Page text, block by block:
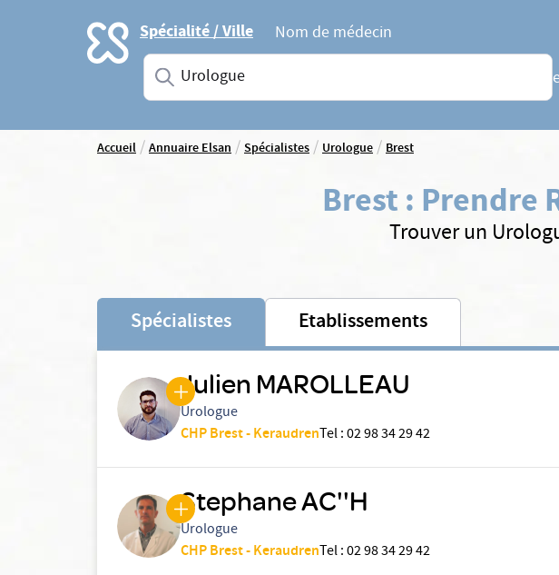
Accueil Spécialité / Ville
Nom de médecin
Saisissez une spécialité ou un service
Accueil/Annuaire Elsan/Spécialistes/Urologue/Brest
Brest : Prendre
Trouver un
Spécialistes Etablissements
Julien MAROLLEAU
Urologue
CHP Brest - KeraudrenTel:02 98 34 29 42
Stephane AC''H
Urologue
CHP Brest - KeraudrenTel:02 98 34 29 42